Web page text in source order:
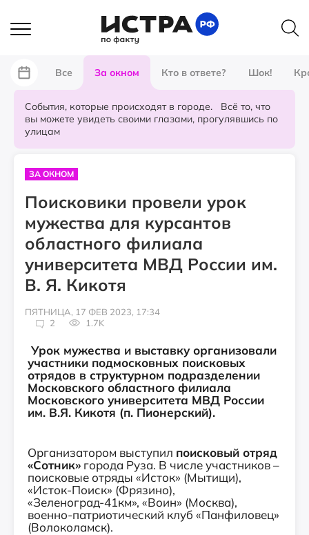
Все За окном Кто в ответе? Шок!
События, которые происходят в городе. Всё то, что
вы можете увидеть своими глазами, прогулявшись по
улицам
ЗА ОКНОМ
Поисковики провели урок
мужества для курсантов
областного филиала
университета МВД России им.
В. Я. Кикотя
ПЯТНИЦА, 17 ФЕВ 2023, 17:34
2
1.7K
Урок мужества и выставку организовали
участники подмосковных поисковых
отрядов в структурном подразделении
Московского областного филиала
Московского университета МВД России
им. В.Я. Кикотя (п. Пионерский).
Организатором выступил поисковый отряд
«Сотник» города Руза. В числе участников –
поисковые отряды «Исток» (Мытищи),
«Исток-Поиск» (Фрязино),
«Зеленоград-41км», «Воин» (Москва),
военно-патриотический клуб «Панфиловец»
(Волоколамск).